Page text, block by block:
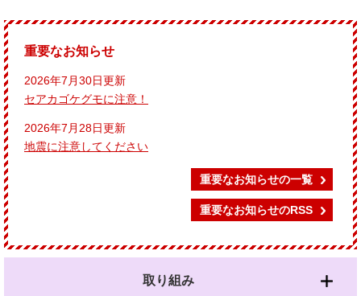
重要なお知らせ
2026年7月30日更新
セアカゴケグモに注意！
2026年7月28日更新
地震に注意してください
重要なお知らせの一覧
重要なお知らせのRSS
取り組み